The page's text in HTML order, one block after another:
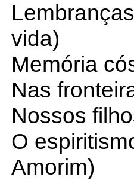
vida)
Memória
Nas
Nossos
O
Amorim)